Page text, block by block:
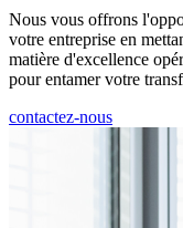
Nous vous offrons
votre entreprise en
matière d'excellence
pour entamer votre
contactez-nous